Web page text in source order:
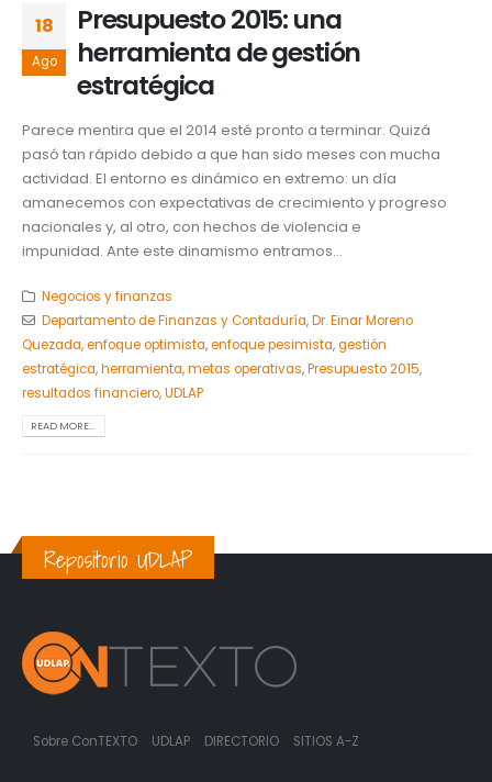
18
Ago
Presupuesto 2015: una
herramienta de gestión
estratégica
Parece mentira que el 2014 esté pronto a terminar. Quizá
pasó tan rápido debido a que han sido meses con mucha
actividad. El entorno es dinámico en extremo: un día
amanecemos con expectativas de crecimiento y progreso
nacionales y, al otro, con hechos de violencia e
impunidad. Ante este dinamismo entramos...
Negocios y finanzas
Departamento de Finanzas y Contaduría,Dr. Einar Moreno
Quezada,enfoque optimista,enfoque pesimista,gestión
estratégica,herramienta,metas operativas,Presupuesto 2015,
resultados financiero,UDLAP
READ MORE...
Repositorio UDLAP
Sobre ConTEXTO UDLAP DIRECTORIO SITIOS A-Z